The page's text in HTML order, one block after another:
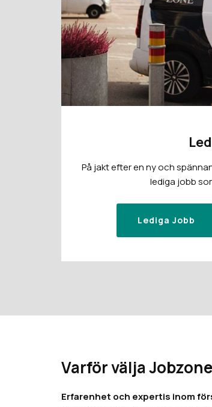
På jakt efter en ny och
lediga jobb
Lediga Jobb
Varför välja
Erfarenhet och expertis inom